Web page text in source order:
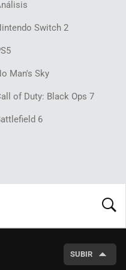
Switch 2
Man's Sky
of Duty: Black Ops 7
6
SUBIR